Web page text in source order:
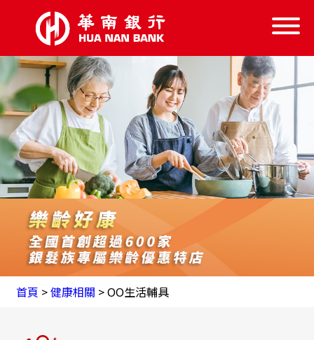
信託服務
信託學堂
樂齡好康
失智服務
跨業結盟
首頁
首頁 >健康相關 > OO生活輔具